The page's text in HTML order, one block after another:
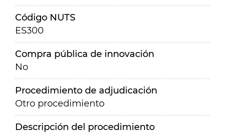
Código NUTS
ES300
Compra pública de innovación
No
Procedimiento de adjudicación
Otro procedimiento
Descripción del procedimiento